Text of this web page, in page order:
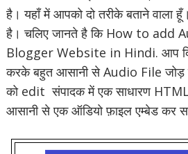
है। यहाँ में आपको दो तरीके बताने वाला
है। चलिए जानते है कि How to add
Blogger Website in Hindi. आप
करके बहुत आसानी से Audio File
को edit संपादक में एक साधारण
आसानी से एक ऑडियो फ़ाइल एम्बेड कर